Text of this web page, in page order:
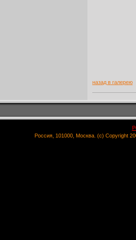
назад в галерею
Россия, 101000, Москва. (c) Copyright